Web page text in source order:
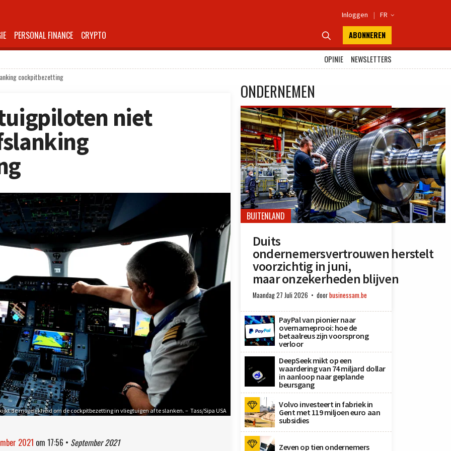
Inloggen | FR 
PERSONAL FINANCE CRYPTO  ABONNEREN
OPINIE
NEWSLETTERS
cockpitbezetting
niet
de mogelijkheid om de cockpitbezetting in vliegtuigen af te slanken. – Tass/Sipa USA
2021 om 17:56 • September 2021
ONDERNEMEN
BUITENLAND
Duits
ondernemersvertrouwen herstelt
voorzichtig in juni,
maar onzekerheden blijven
Maandag 27 Juli 2026 doorbusinessam.be
PayPal van pionier naar
overnameprooi: hoe de
betaalreus zijn voorsprong
verloor
DeepSeek mikt op een
waardering van 74 miljard dollar
in aanloop naar geplande
beursgang
Volvo investeert in fabriek in
Gent met 119 miljoen euro aan
subsidies
Zeven op tien ondernemers